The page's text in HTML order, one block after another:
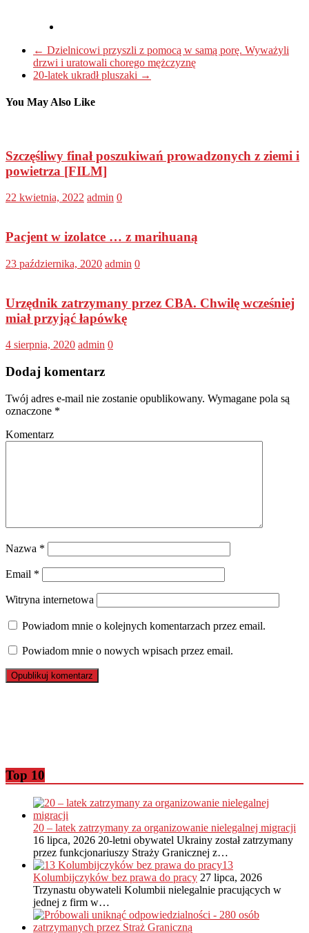
← Dzielnicowi przyszli z pomocą w samą porę. Wyważyli
drzwi i uratowali chorego mężczyznę
20-latek ukradł pluszaki →
You May Also Like
Szczęśliwy finał poszukiwań prowadzonych z ziemi i
powietrza [FILM]
22 kwietnia, 2022 admin 0
Pacjent w izolatce … z marihuaną
23 października, 2020 admin 0
Urzędnik zatrzymany przez CBA. Chwilę wcześniej
miał przyjąć łapówkę
4 sierpnia, 2020 admin 0
Dodaj komentarz
Twój adres e-mail nie zostanie opublikowany. Wymagane pola są
oznaczone *
Komentarz
Nazwa *
Email *
Witryna internetowa
Powiadom mnie o kolejnych komentarzach przez email.
Powiadom mnie o nowych wpisach przez email.
Top 10
20 – latek zatrzymany za organizowanie nielegalnej migracji
16 lipca, 2026 20-letni obywatel Ukrainy został zatrzymany
przez funkcjonariuszy Straży Granicznej z…
13
Kolumbijczyków bez prawa do pracy 27 lipca, 2026
Trzynastu obywateli Kolumbii nielegalnie pracujących w
jednej z firm w…